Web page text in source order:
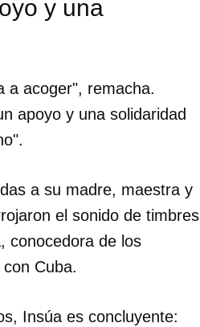
con tu
y una
a acoger", remacha.
apoyo y una solidaridad
a su madre, maestra y
el sonido de timbres
conocedora de los
Cuba.
Insúa es concluyente: